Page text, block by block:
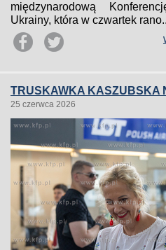
międzynarodową
Ukrainy, która w czwartek
TRUSKAWKA KASZUBSKA
25 czerwca 2026